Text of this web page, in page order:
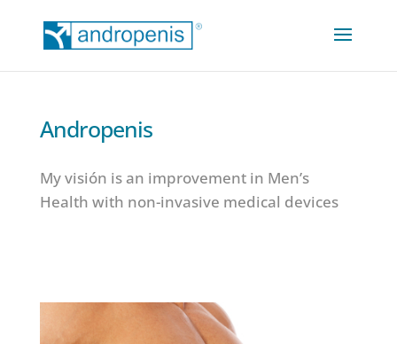
Andropenis
My visión is an improvement in Men’s
Health with non-invasive medical devices